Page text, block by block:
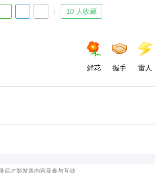
10 人收藏
鲜花 握手 雷人